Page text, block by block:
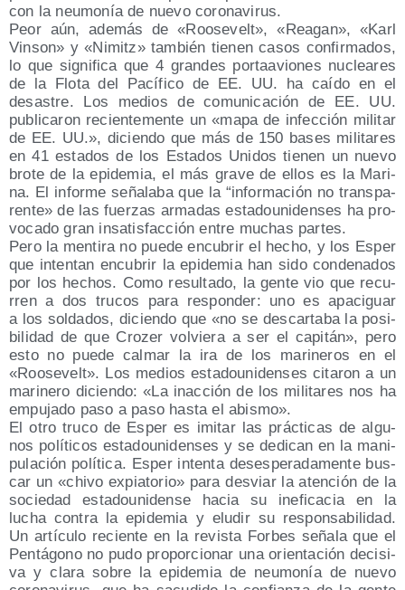
con la neu­mo­nía de nue­vo coronavirus.
Peor aún, ade­más de «Roo­se­velt», «Reagan», «Karl
Vin­son» y «Nimitz» tam­bién tie­nen casos con­fir­ma­dos,
lo que sig­ni­fi­ca que 4 gran­des por­ta­avio­nes nuclea­res
de la Flo­ta del Pací­fi­co de EE. UU. ha caí­do en el
desas­tre. Los medios de comu­ni­ca­ción de EE. UU.
publi­ca­ron recien­te­men­te un «mapa de infec­ción mili­tar
de EE. UU.», dicien­do que más de 150 bases mili­ta­res
en 41 esta­dos de los Esta­dos Uni­dos tie­nen un nue­vo
bro­te de la epi­de­mia, el más gra­ve de ellos es la Mari­
na. El infor­me seña­la­ba que la “infor­ma­ción no trans­pa­
ren­te» de las fuer­zas arma­das esta­dou­ni­den­ses ha pro­
vo­ca­do gran insa­tis­fac­ción entre muchas partes.
Pero la men­ti­ra no pue­de encu­brir el hecho, y los Esper
que inten­tan encu­brir la epi­de­mia han sido con­de­na­dos
por los hechos. Como resul­ta­do, la gen­te vio que recu­
rren a dos tru­cos para res­pon­der: uno es apa­ci­guar
a los sol­da­dos, dicien­do que «no se des­car­ta­ba la posi­
bi­li­dad de que Cro­zer vol­vie­ra a ser el capi­tán», pero
esto no pue­de cal­mar la ira de los mari­ne­ros en el
«Roo­se­velt». Los medios esta­dou­ni­den­ses cita­ron a un
mari­ne­ro dicien­do: «La inac­ción de los mili­ta­res nos ha
empu­ja­do paso a paso has­ta el abismo».
El otro tru­co de Esper es imi­tar las prác­ti­cas de algu­
nos polí­ti­cos esta­dou­ni­den­ses y se dedi­can en la mani­
pu­la­ción polí­ti­ca. Esper inten­ta deses­pe­ra­da­men­te bus­
car un «chi­vo expia­to­rio» para des­viar la aten­ción de la
socie­dad esta­dou­ni­den­se hacia su inefi­ca­cia en la
lucha con­tra la epi­de­mia y elu­dir su res­pon­sa­bi­li­dad.
Un artícu­lo recien­te en la revis­ta For­bes seña­la que el
Pen­tá­gono no pudo pro­por­cio­nar una orien­ta­ción deci­si­
va y cla­ra sobre la epi­de­mia de neu­mo­nía de nue­vo